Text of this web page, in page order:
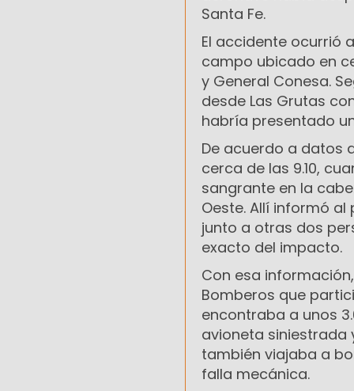
Santa Fe.
El accidente ocurrió
campo ubicado en
y General Conesa.
desde Las Grutas
habría presentado
De acuerdo a datos
cerca de las 9.10,
sangrante en la
Oeste. Allí informó
junto a otras dos
exacto del impacto.
Con esa
Bomberos que
encontraba a unos
avioneta
también viajaba a
falla mecánica.